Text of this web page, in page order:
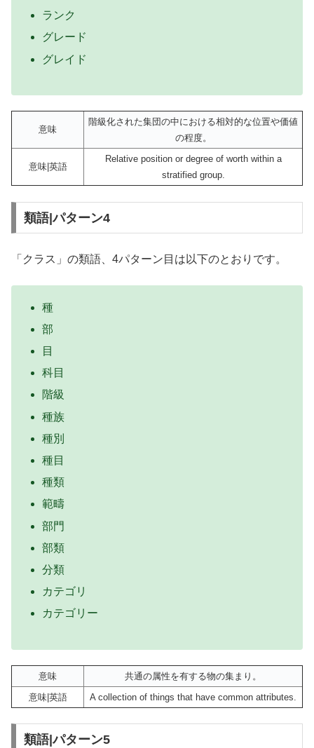
ランク
グレード
グレイド
意味
階級化された集団の中における相対的な位置や価値
の程度。
意味|英語
Relative position or degree of worth within a
stratified group.
類語|パターン4
「クラス」の類語、4パターン目は以下のとおりです。
種
部
目
科目
階級
種族
種別
種目
種類
範疇
部門
部類
分類
カテゴリ
カテゴリー
意味
共通の属性を有する物の集まり。
意味|英語
A collection of things that have common attributes.
類語|パターン5